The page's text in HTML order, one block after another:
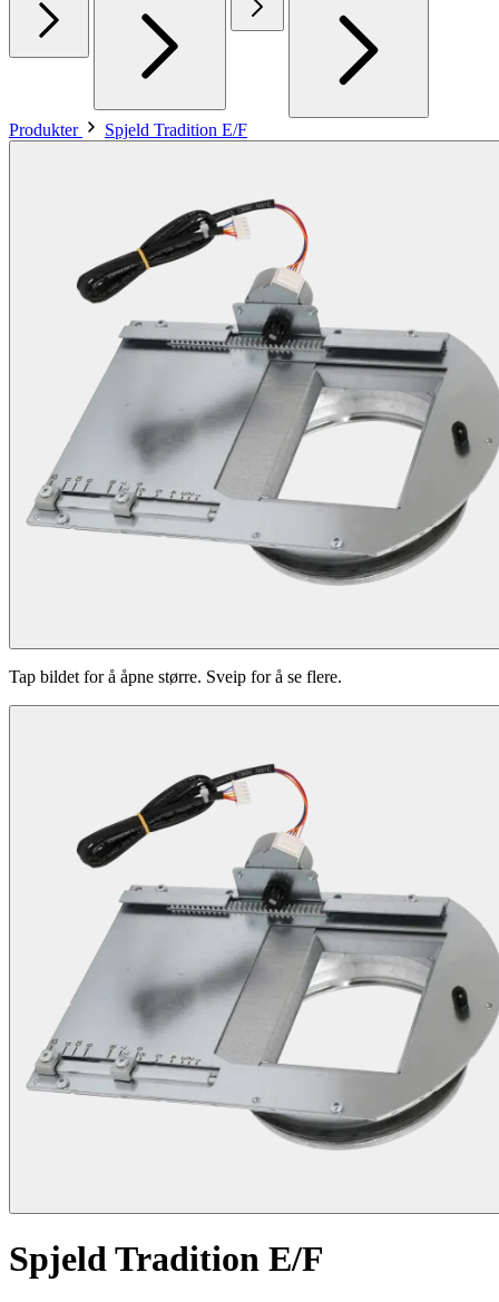
Produkter Spjeld Tradition E/F
Tap bildet for å åpne større. Sveip for å se flere.
Spjeld Tradition E/F